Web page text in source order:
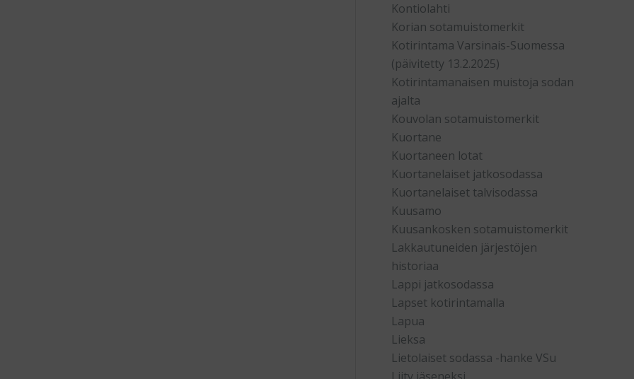
Kontiolahti
Korian sotamuistomerkit
Kotirintama Varsinais-Suomessa
(päivitetty 13.2.2025)
Kotirintamanaisen muistoja sodan
ajalta
Kouvolan sotamuistomerkit
Kuortane
Kuortaneen lotat
Kuortanelaiset jatkosodassa
Kuortanelaiset talvisodassa
Kuusamo
Kuusankosken sotamuistomerkit
Lakkautuneiden järjestöjen
historiaa
Lappi jatkosodassa
Lapset kotirintamalla
Lapua
Lieksa
Lietolaiset sodassa -hanke VSu